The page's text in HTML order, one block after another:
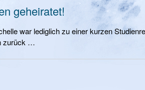
geheiratet!
war lediglich zu einer kurzen
zurück …